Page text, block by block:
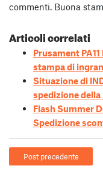
commenti. Buona
Articoli correlati
Prusament
stampa di
Situazione di
spedizione della
Flash Summer
Spedizione
Post precedente